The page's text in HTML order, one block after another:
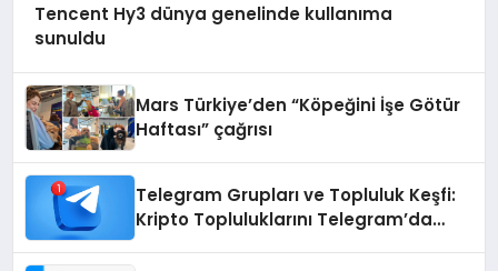
Tencent Hy3 dünya genelinde kullanıma
sunuldu
Mars Türkiye’den “Köpeğini İşe Götür
Haftası” çağrısı
Telegram Grupları ve Topluluk Keşfi:
Kripto Topluluklarını Telegram’da